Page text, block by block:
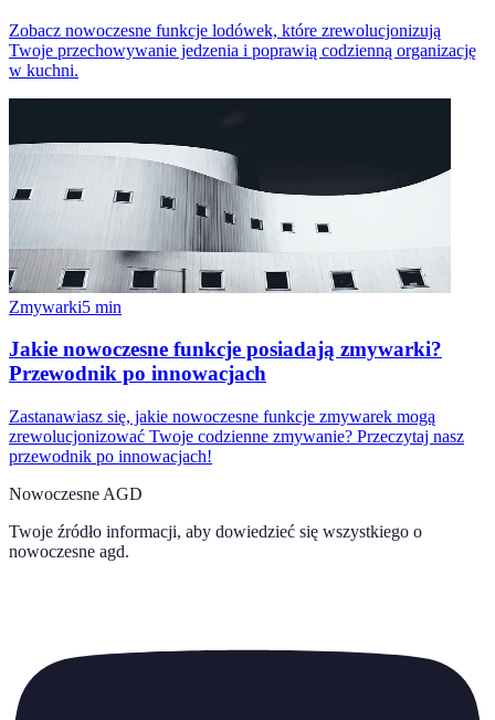
Zobacz nowoczesne funkcje lodówek, które zrewolucjonizują
Twoje przechowywanie jedzenia i poprawią codzienną organizację
w kuchni.
Zmywarki5 min
Jakie nowoczesne funkcje posiadają zmywarki?
Przewodnik po innowacjach
Zastanawiasz się, jakie nowoczesne funkcje zmywarek mogą
zrewolucjonizować Twoje codzienne zmywanie? Przeczytaj nasz
przewodnik po innowacjach!
Nowoczesne AGD
Twoje źródło informacji, aby dowiedzieć się wszystkiego o
nowoczesne agd.